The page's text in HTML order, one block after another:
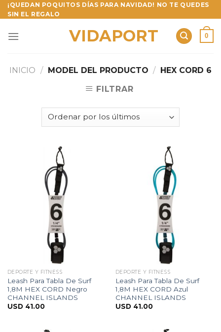
Skip
to
¡QUEDAN POQUITOS DÍAS PARA NAVIDAD! NO TE QUEDES
SIN EL REGALO
VIDAPORT 0
INICIO / MODEL DEL PRODUCTO / HEX CORD 6
FILTRAR
DEPORTE Y FITNESS
Leash Para Tabla De Surf
1,8M HEX CORD Negro
CHANNEL ISLANDS
USD 41.00
DEPORTE Y FITNESS
Leash Para Tabla De Surf
1,8M HEX CORD Azul
CHANNEL ISLANDS
USD 41.00